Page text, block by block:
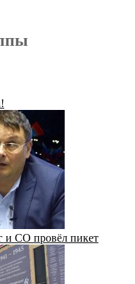
и СО провёл пикет